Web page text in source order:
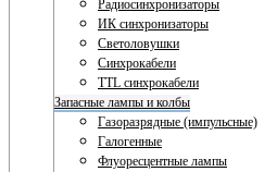
Радиосинхронизаторы
ИК синхронизаторы
Светоловушки
Синхрокабели
TTL синхрокабели
Запасные лампы и колбы
Газоразрядные (импульсные)
Галогенные
Флуоресцентные лампы